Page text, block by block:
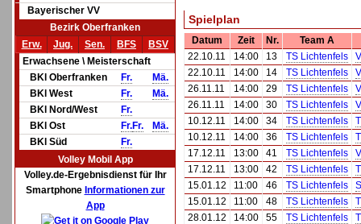
Bayerischer VV
Bezirk Oberfranken
Erw.
Jug. Sen. BFS
BSV
Erwachsene \ Meisterschaft
BKl Oberfranken
Fr.
Mä.
BKl West
Fr.
Mä.
BKl Nord/West
Fr.
BKl Ost
Fr.Fr.
Mä.
BKl Süd
Fr.
Volley Mobil App
Volley.de-Ergebnisdienst für Ihr
Smartphone Informationen zur
App
Spielplan
Datum Zeit Nr.
Team A
22.10.11
14:00 13 TS Lichtenfels
22.10.11
14:00 14 TS Lichtenfels
26.11.11
14:00 29 TS Lichtenfels
26.11.11
14:00 30 TS Lichtenfels
10.12.11
14:00 34 TS Lichtenfels
10.12.11
14:00 36 TS Lichtenfels
17.12.11
13:00 41 TS Lichtenfels
17.12.11
13:00 42 TS Lichtenfels
15.01.12
11:00 46 TS Lichtenfels
15.01.12
11:00 48 TS Lichtenfels
28.01.12
14:00 55 TS Lichtenfels